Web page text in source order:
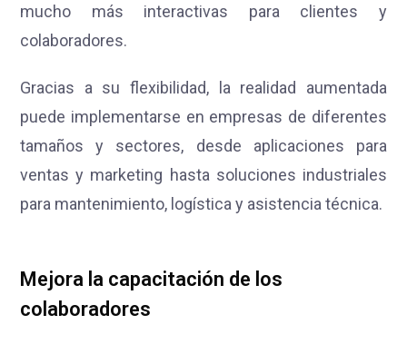
mucho más interactivas para clientes y
colaboradores.
Gracias a su flexibilidad, la realidad aumentada
puede implementarse en empresas de diferentes
tamaños y sectores, desde aplicaciones para
ventas y marketing hasta soluciones industriales
para mantenimiento, logística y asistencia técnica.
Mejora la capacitación de los
colaboradores